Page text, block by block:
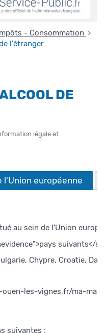
- Consommation >
l'étranger
DE
légale et
l'Union européenne
au sein de l'Union
suivants</
Chypre, Croatie,
les-vignes.fr/ma-
suivantes :